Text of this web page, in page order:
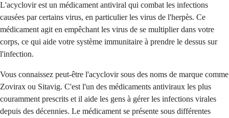
L'acyclovir est un médicament antiviral qui combat les infections
causées par certains virus, en particulier les virus de l'herpès. Ce
médicament agit en empêchant les virus de se multiplier dans votre
corps, ce qui aide votre système immunitaire à prendre le dessus sur
l'infection.
Vous connaissez peut-être l'acyclovir sous des noms de marque comme
Zovirax ou Sitavig. C'est l'un des médicaments antiviraux les plus
couramment prescrits et il aide les gens à gérer les infections virales
depuis des décennies. Le médicament se présente sous différentes